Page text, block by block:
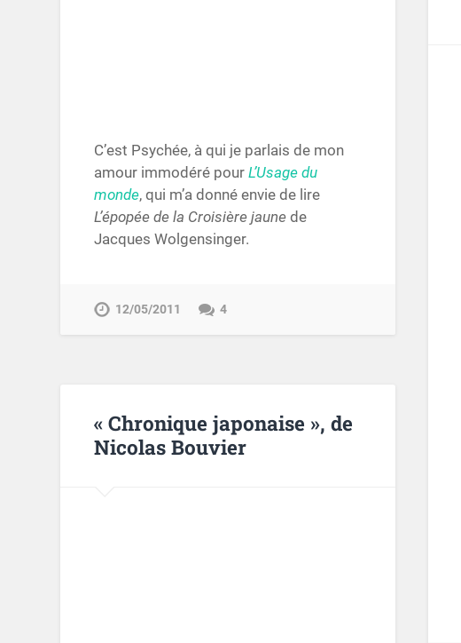
C’est Psychée, à qui je parlais de mon
amour immodéré pourL’Usage du
monde, qui m’a donné envie de lire
L’épopée de la Croisière jaune de
Jacques Wolgensinger.
12/05/2011 4
« Chronique japonaise », de
Nicolas Bouvier